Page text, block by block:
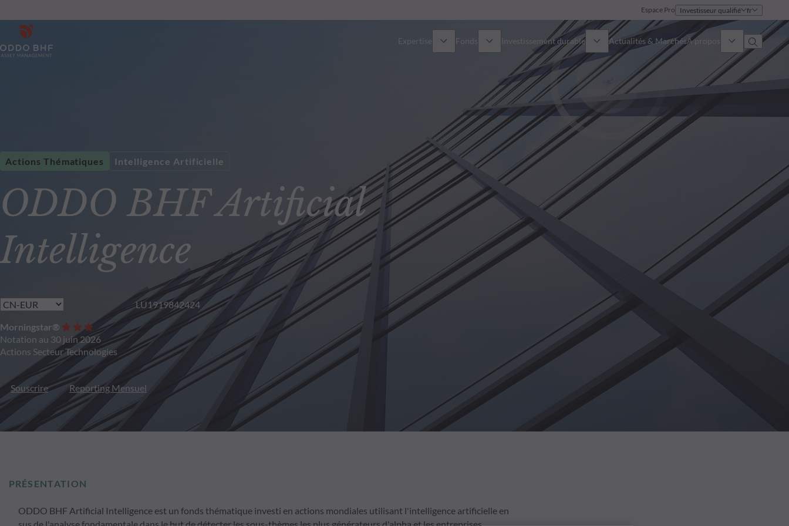
Espace Pro Investisseur qualifié fr
Expertise
Obligations
Multi-Actifs
ETF actifs
Private Assets
Fonds
Sélection de fonds
Comment souscrire ?
Investissement durable
Présentation
Approche
Publications
Actualités & MarchésÀ propos
Identité
Notre équipe commerciale
ODDO BHF Artificial
Intelligence
Actions Thématiques Intelligence Artificielle
LU1919842424
Morningstar®
Notation au 30 juin 2026
Actions Secteur Technologies
Souscrire Reporting Mensuel
PRÉSENTATION
ODDO BHF Artificial Intelligence est un fonds thématique investi en actions mondiales utilisant l'intelligence artificielle en